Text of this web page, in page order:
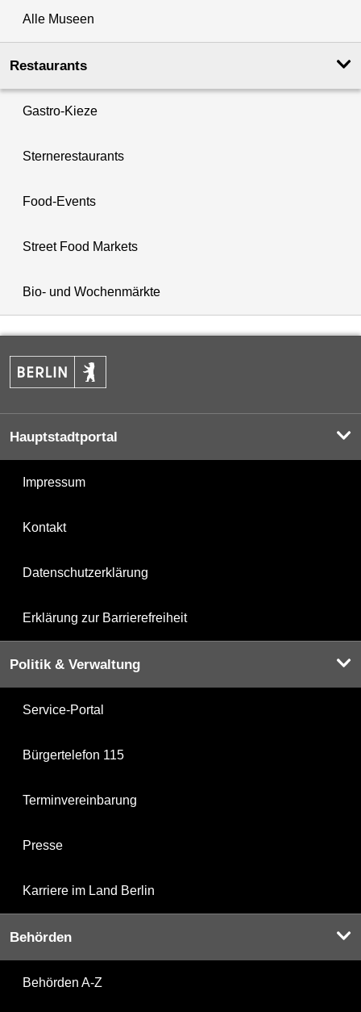
Alle Museen
Restaurants
Gastro-Kieze
Sternerestaurants
Food-Events
Street Food Markets
Bio- und Wochenmärkte
Hauptstadtportal
Impressum
Kontakt
Datenschutzerklärung
Erklärung zur Barrierefreiheit
Politik & Verwaltung
Service-Portal
Bürgertelefon 115
Terminvereinbarung
Presse
Karriere im Land Berlin
Behörden
Behörden A-Z